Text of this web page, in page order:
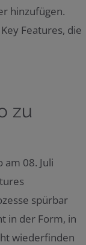
hinzufügen.
Features, die
zu
08. Juli
spürbar
in der Form, in
wiederfinden